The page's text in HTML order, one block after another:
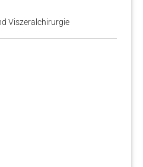
Viszeralchirurgie